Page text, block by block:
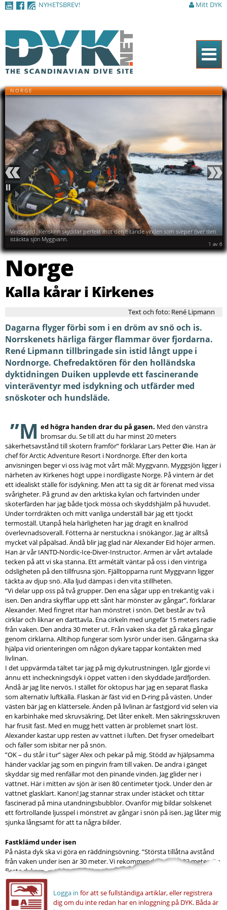
NYHETSBREV! Mitt DYK
Hem
Tidningen
Nyheter
Artiklar
DYK Guiden
Shop
Kontakt
Sök
NORGE
Vindskydd. Renskinn skyddar perfekt mot den bitande vinden som sveper över den
istäckta sjön Myggvann.
Monsterkrabbor.
Fullvuxna
kamtjatkakrabbor kan bli
halvannan meter breda
och väga tolv kilo.
Föregående
Pausa
Nästa
2 av 6
Norge
Kalla kårar i Kirkenes
Text och foto: René Lipmann
Dagarna flyger förbi som i en dröm av snö och is.
Norrskenets härliga färger flammar över fjordarna.
René Lipmann tillbringade sin istid långt uppe i
Nordnorge. Chefredaktören för den holländska
dyktidningen Duiken upplevde ett fascinerande
vinteräventyr med isdykning och utfärder med
snöskoter och hundsläde.
”M ed högra handen drar du på gasen. Med den vänstra
bromsar du. Se till att du har minst 20 meters
säkerhetsavstånd till skotern framför” förklarar Lars Petter Øie. Han är
chef för Arctic Adventure Resort i Nordnorge. Efter den korta
anvisningen beger vi oss iväg mot vårt mål: Myggvann. Myggsjön ligger i
närheten av Kirkenes högt uppe i nordligaste Norge. På vintern är det
ett idealiskt ställe för isdykning. Men att ta sig dit är förenat med vissa
svårigheter. På grund av den arktiska kylan och fartvinden under
skoterfärden har jag både tjock mössa och skyddshjälm på huvudet.
Under torrdräkten och mitt vanliga underställ bär jag ett tjockt
termoställ. Utanpå hela härligheten har jag dragit en knallröd
överlevnadsoverall. Fötterna är nerstuckna i snökängor. Jag är alltså
mycket väl påpälsad. Ändå blir jag glad när Alexander Eid höjer armen.
Han är vår IANTD-Nordic-Ice-Diver-Instructor. Armen är vårt avtalade
tecken på att vi ska stanna. Ett armétält väntar på oss i den vintriga
ödsligheten på den tillfrusna sjön. Fjälltopparna runt Myggvann ligger
täckta av djup snö. Alla ljud dämpas i den vita stillheten.
”Vi delar upp oss på två grupper. Den ena sågar upp en trekantig vak i
isen. Den andra skyfflar upp ett sånt här mönster av gångar”, förklarar
Alexander. Med fingret ritar han mönstret i snön. Det består av två
cirklar och liknar en darttavla. Ena cirkeln med ungefär 15 meters radie
från vaken. Den andra 30 meter ut. Från vaken ska det gå raka gångar
genom cirklarna. Alltihop fungerar som lysrör under isen. Gångarna ska
hjälpa vid orienteringen om någon dykare tappar kontakten med
livlinan.
I det uppvärmda tältet tar jag på mig dykutrustningen. Igår gjorde vi
ännu ett incheckningsdyk i öppet vatten i den skyddade Jardfjorden.
Ändå är jag lite nervös. I stället för oktopus har jag en separat flaska
som alternativ luftkälla. Flaskan är fäst vid en D-ring på västen. Under
västen bär jag en klättersele. Änden på livlinan är fastgjord vid selen via
en karbinhake med skruvsäkring. Det låter enkelt. Men säkringsskruven
har frusit fast. Med en mugg hett vatten är problemet snart löst.
Alexander kastar upp resten av vattnet i luften. Det fryser omedelbart
och faller som isbitar ner på snön.
”OK – du står i tur” säger Alex och pekar på mig. Stödd av hjälpsamma
händer vacklar jag som en pingvin fram till vaken. De andra i gänget
skyddar sig med renfällar mot den pinande vinden. Jag glider ner i
vattnet. Här i mitten av sjön är isen 80 centimeter tjock. Under den är
vattnet glasklart. Kanon! Jag stannar strax under istäcket och tittar
fascinerad på mina utandningsbubblor. Ovanför mig bildar solskenet
ett förtrollande ljusspel i mönstret av gångar i snön på isen. Jag låter mig
sjunka långsamt för att ta några bilder.
Fastklämd under isen
På nästa dyk ska vi göra en räddningsövning. ”Största tillåtna avstånd
från vaken under isen är 30 meter. Vi rekommenderar max 23 meter. De
flesta dykare...
Logga in för att se fullständiga artiklar, eller registrera
dig om du inte redan har en inloggning på DYK. Båda är